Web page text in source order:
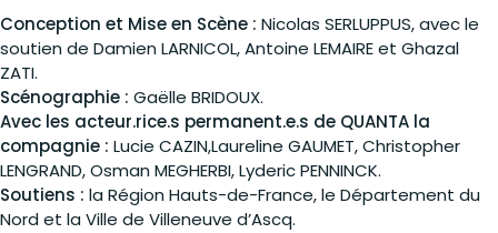
Conception et Mise en Scène : Nicolas SERLUPPUS, avec le
soutien de Damien LARNICOL, Antoine LEMAIRE et Ghazal
ZATI.
Scénographie : Gaëlle BRIDOUX.
Avec les acteur.rice.s permanent.e.s de QUANTA la
compagnie : Lucie CAZIN,Laureline GAUMET, Christopher
LENGRAND, Osman MEGHERBI, Lyderic PENNINCK.
Soutiens : la Région Hauts-de-France, le Département du
Nord et la Ville de Villeneuve d’Ascq.